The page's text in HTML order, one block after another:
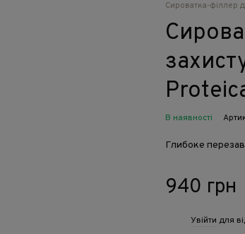
Сироватка-філлер
В наявності
Глибоке
940 грн
Увійти для